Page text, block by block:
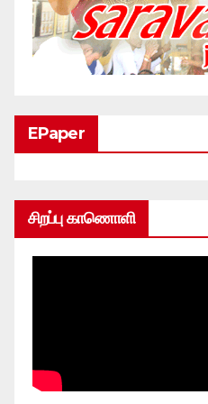
EPaper
சிறப்பு காணொளி